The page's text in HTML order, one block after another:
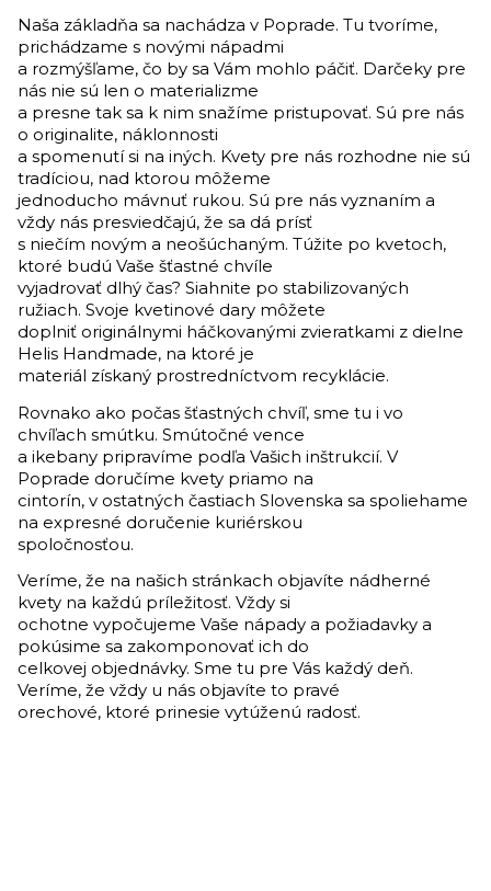
Naša základňa sa nachádza v Poprade. Tu tvoríme,
prichádzame s novými nápadmi
a rozmýšľame, čo by sa Vám mohlo páčiť. Darčeky pre
nás nie sú len o materializme
a presne tak sa k nim snažíme pristupovať. Sú pre nás
o originalite, náklonnosti
a spomenutí si na iných. Kvety pre nás rozhodne nie sú
tradíciou, nad ktorou môžeme
jednoducho mávnuť rukou. Sú pre nás vyznaním a
vždy nás presviedčajú, že sa dá prísť
s niečím novým a neošúchaným. Túžite po kvetoch,
ktoré budú Vaše šťastné chvíle
vyjadrovať dlhý čas? Siahnite po stabilizovaných
ružiach. Svoje kvetinové dary môžete
doplniť originálnymi háčkovanými zvieratkami z dielne
Helis Handmade, na ktoré je
materiál získaný prostredníctvom recyklácie.
Rovnako ako počas šťastných chvíľ, sme tu i vo
chvíľach smútku. Smútočné vence
a ikebany pripravíme podľa Vašich inštrukcií. V
Poprade doručíme kvety priamo na
cintorín, v ostatných častiach Slovenska sa spoliehame
na expresné doručenie kuriérskou
spoločnosťou.
Veríme, že na našich stránkach objavíte nádherné
kvety na každú príležitosť. Vždy si
ochotne vypočujeme Vaše nápady a požiadavky a
pokúsime sa zakomponovať ich do
celkovej objednávky. Sme tu pre Vás každý deň.
Veríme, že vždy u nás objavíte to pravé
orechové, ktoré prinesie vytúženú radosť.